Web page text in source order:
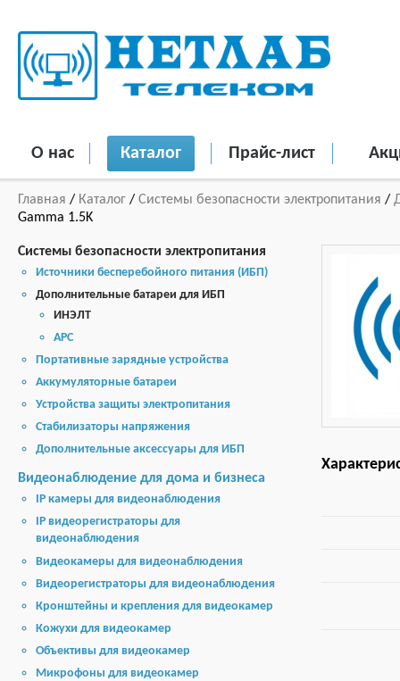
О нас Каталог Прайс-лист
Главная / Каталог / Системы безопасности электропитания /
Gamma 1.5K
Системы безопасности электропитания
Источники бесперебойного питания (ИБП)
Дополнительные батареи для ИБП
ИНЭЛТ
APC
Портативные зарядные устройства
Аккумуляторные батареи
Устройства защиты электропитания
Стабилизаторы напряжения
Дополнительные аксессуары для ИБП
Видеонаблюдение для дома и бизнеса
IP камеры для видеонаблюдения
IP видеорегистраторы для
видеонаблюдения
Видеокамеры для видеонаблюдения
Видеорегистраторы для видеонаблюдения
Кронштейны и крепления для видеокамер
Кожухи для видеокамер
Объективы для видеокамер
Микрофоны для видеокамер